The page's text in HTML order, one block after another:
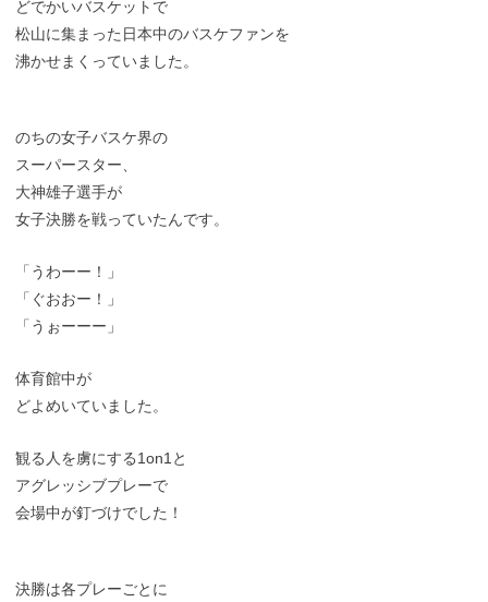
どでかいバスケットで
松山に集まった日本中のバスケファンを
沸かせまくっていました。
のちの女子バスケ界の
スーパースター、
大神雄子選手が
女子決勝を戦っていたんです。
「うわーー！」
「ぐおおー！」
「うぉーーー」
体育館中が
どよめいていました。
観る人を虜にする1on1と
アグレッシブプレーで
会場中が釘づけでした！
決勝は各プレーごとに